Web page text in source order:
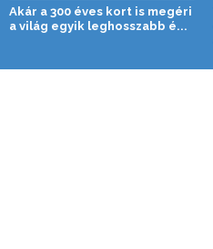
Akár a 300 éves kort is megéri
a világ egyik leghosszabb é...